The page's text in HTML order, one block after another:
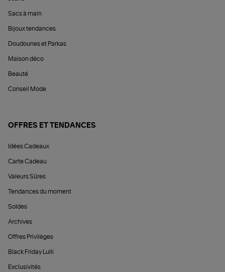
Sacs à main
Bijoux tendances
Doudounes et Parkas
Maison déco
Beauté
Conseil Mode
OFFRES ET TENDANCES
Idées Cadeaux
Carte Cadeau
Valeurs Sûres
Tendances du moment
Soldes
Archives
Offres Privilèges
Black Friday Lulli
Exclusivités